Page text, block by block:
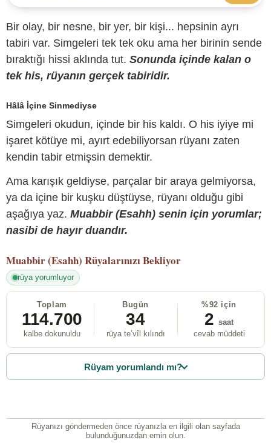
Bir olay, bir nesne, bir yer, bir kişi... hepsinin ayrı
tabiri var. Simgeleri tek tek oku ama her birinin sende
bıraktığı hissi aklında tut. Sonunda içinde kalan o
tek his, rüyanın gerçek tabiridir.
Hâlâ İçine Sinmediyse
Simgeleri okudun, içinde bir his kaldı. O his iyiye mi
işaret kötüye mi, ayırt edebiliyorsan rüyanı zaten
kendin tabir etmişsin demektir.
Ama karışık geldiyse, parçalar bir araya gelmiyorsa,
ya da içine bir kuşku düştüyse, rüyanı olduğu gibi
aşağıya yaz. Muabbir (Esahh) senin için yorumlar;
nasibi de hayır duandır.
Muabbir (Esahh) Rüyalarınızı Bekliyor
rüya yorumluyor
Toplam
114.700
kalbe dokunuldu
Bugün
34
rüya te’vîl kılındı
%92 için
2 saat
cevab müddeti
Rüyam yorumlandı mı?
Rüyanızı göndermeden önce rüyanızla en ilgili olan sayfada
bulunduğunuzdan emin olun.